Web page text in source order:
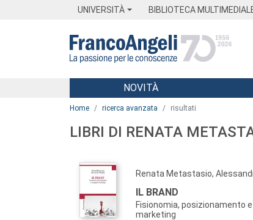
UNIVERSITÀ BIBLIOTECA
Menu
NOVITÀ
Home ricerca avanzata risultati
LIBRI DI RENATA
Renata Metastasio,
IL BRAND
Fisionomia, posizionamento
marketing